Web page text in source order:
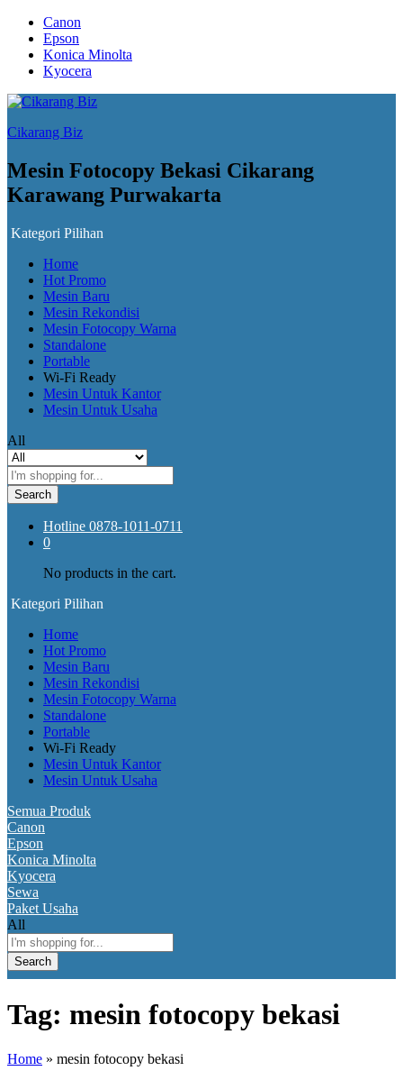
Canon
Epson
Konica Minolta
Kyocera
Cikarang Biz
Mesin Fotocopy Bekasi Cikarang
Karawang Purwakarta
Kategori Pilihan
Home
Hot Promo
Mesin Baru
Mesin Rekondisi
Mesin Fotocopy Warna
Standalone
Portable
Wi-Fi Ready
Mesin Untuk Kantor
Mesin Untuk Usaha
All
Search
Hotline 0878-1011-0711
0
No products in the cart.
Kategori Pilihan
Home
Hot Promo
Mesin Baru
Mesin Rekondisi
Mesin Fotocopy Warna
Standalone
Portable
Wi-Fi Ready
Mesin Untuk Kantor
Mesin Untuk Usaha
Semua Produk
Canon
Epson
Konica Minolta
Kyocera
Sewa
Paket Usaha
All
Search
Tag: mesin fotocopy bekasi
Home » mesin fotocopy bekasi